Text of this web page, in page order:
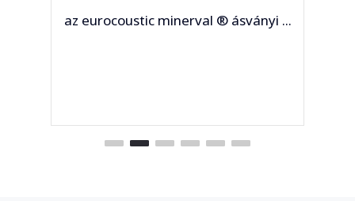
az eurocoustic minerval ® ásványi ...